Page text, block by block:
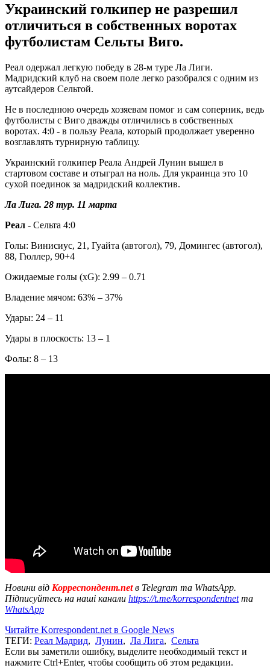
Украинский голкипер не разрешил
отличиться в собственных воротах
футболистам Сельты Виго.
Реал одержал легкую победу в 28-м туре Ла Лиги.
Мадридский клуб на своем поле легко разобрался с одним из
аутсайдеров Сельтой.
Не в последнюю очередь хозяевам помог и сам соперник, ведь
футболисты с Виго дважды отличились в собственных
воротах. 4:0 - в пользу Реала, который продолжает уверенно
возглавлять турнирную таблицу.
Украинский голкипер Реала Андрей Лунин вышел в
стартовом составе и отыграл на ноль. Для украинца это 10
сухой поединок за мадридский коллектив.
Ла Лига. 28 тур. 11 марта
Реал - Сельта 4:0
Голы: Винисиус, 21, Гуайта (автогол), 79, Домингес (автогол),
88, Гюллер, 90+4
Ожидаемые голы (xG): 2.99 – 0.71
Владение мячом: 63% – 37%
Удары: 24 – 11
Удары в плоскость: 13 – 1
Фолы: 8 – 13
Новини від Корреспондент.netв Telegram та WhatsApp.
Підписуйтесь на наші канали https://t.me/korrespondentnetта
WhatsApp
Читайте Korrespondent.net в Google News
ТЕГИ: Реал Мадрид, Лунин, Ла Лига, Сельта
Если вы заметили ошибку, выделите необходимый текст и
нажмите Ctrl+Enter, чтобы сообщить об этом редакции.